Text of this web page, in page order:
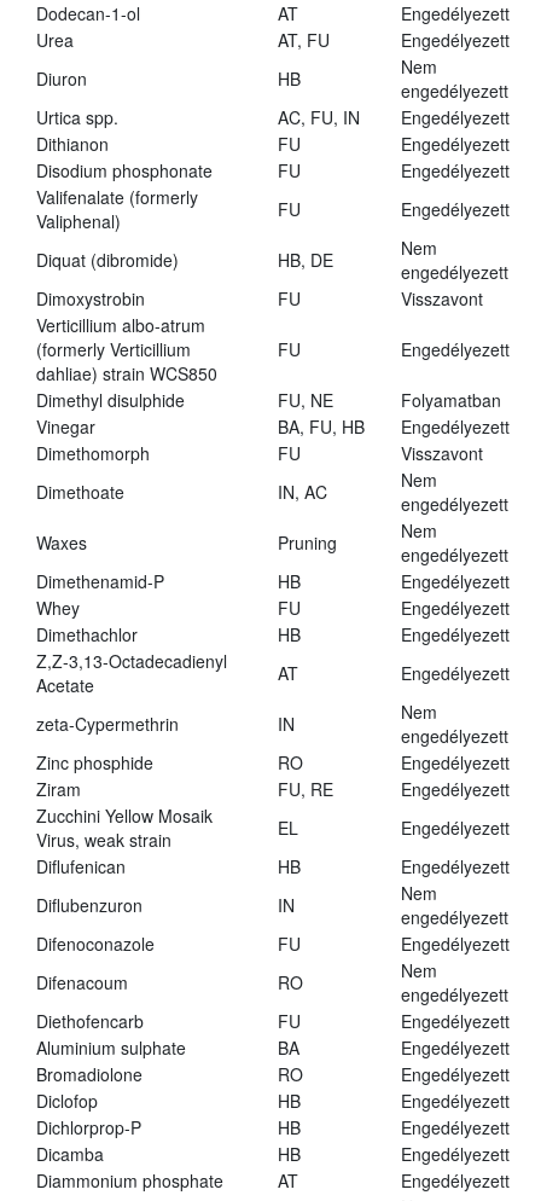
Dodecan-1-ol AT
Engedélyezett
Urea
AT, FU
Engedélyezett
Diuron
HB
Nem
engedélyezett
Urtica spp.
AC, FU, IN
Engedélyezett
Dithianon
FU
Engedélyezett
Disodium phosphonate
FU
Engedélyezett
Valifenalate (formerly
Valiphenal)
FU Engedélyezett
Diquat (dibromide) HB, DE
Nem
engedélyezett
Dimoxystrobin
FU
Visszavont
Verticillium albo-atrum
(formerly Verticillium
dahliae) strain WCS850
FU Engedélyezett
Dimethyl disulphide FU, NE
Folyamatban
Vinegar
BA, FU, HB
Engedélyezett
Dimethomorph
FU
Visszavont
Dimethoate
IN, AC
Nem
engedélyezett
Waxes
Pruning
Nem
engedélyezett
Dimethenamid-P
HB
Engedélyezett
Whey
FU
Engedélyezett
Dimethachlor
HB
Engedélyezett
Z,Z-3,13-Octadecadienyl
Acetate
AT Engedélyezett
zeta-Cypermethrin IN
Nem
engedélyezett
Zinc phosphide
RO
Engedélyezett
Ziram
FU, RE
Engedélyezett
Zucchini Yellow Mosaik
Virus, weak strain
EL
Engedélyezett
Diflufenican
HB
Engedélyezett
Diflubenzuron
IN
Nem
engedélyezett
Difenoconazole
FU
Engedélyezett
Difenacoum
RO
Nem
engedélyezett
Diethofencarb
FU
Engedélyezett
Aluminium sulphate
BA
Engedélyezett
Bromadiolone
RO
Engedélyezett
Diclofop
HB
Engedélyezett
Dichlorprop-P
HB
Engedélyezett
Dicamba
HB
Engedélyezett
Diammonium phosphate
AT
Engedélyezett